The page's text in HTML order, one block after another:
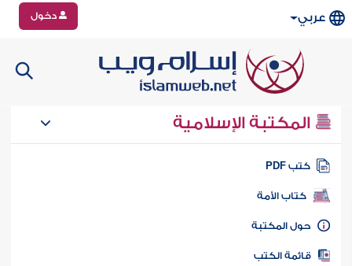
عربي دخول
المكتبة الإسلامية
كتب PDF
كتاب الأمة
المكتبة